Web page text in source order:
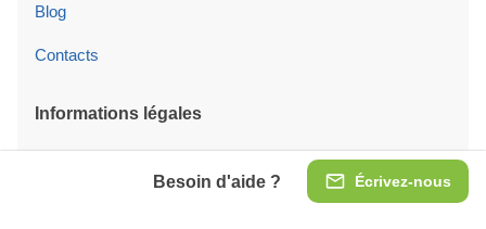
Écrivez-nous
Besoin d'aide ?
Blog
Contacts
Informations légales
C.G.V.